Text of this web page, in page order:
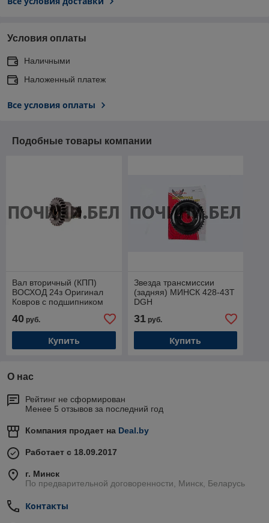
Условия оплаты
Наличными
Наложенный платеж
Все условия оплаты
Подобные товары компании
Вал вторичный (КПП)
ВОСХОД 24з Оригинал
Ковров с подшипником
40 руб.
Купить
Звезда трансмиссии
(задняя) МИНСК 428-43T
DGH
31руб.
Купить
О нас
Рейтинг не сформирован
Менее 5 отзывов за последний год
Компания продает на Deal.by
Работает с 18.09.2017
г. Минск
По предварительной договоренности, Минск, Беларусь
Контакты